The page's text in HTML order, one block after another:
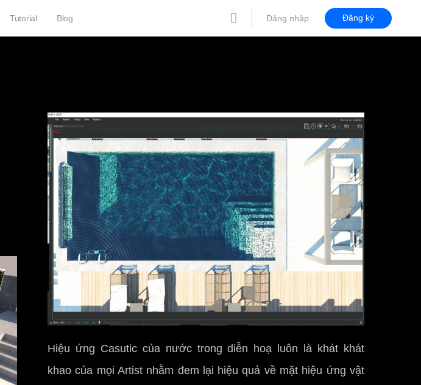
Tutorial Blog Đăng nhập Đăng ký
Hiệu ứng Casutic của nước trong diễn hoạ luôn là khát khát
khao của mọi Artist nhằm đem lại hiệu quả về mặt hiệu ứng vật